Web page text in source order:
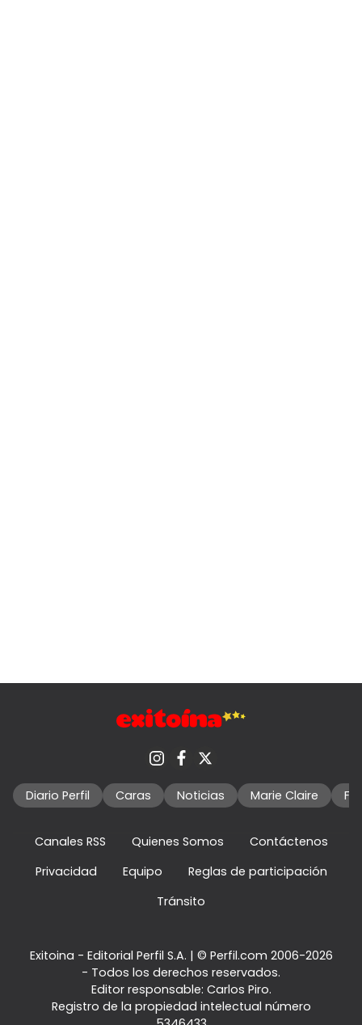
Diario Perfil Caras Noticias Marie Claire
Canales RSS Quienes Somos
Contáctenos
Privacidad
Equipo
Reglas de participación
Tránsito
Exitoina - Editorial Perfil S.A. | © Perfil.com 2006-2026
- Todos los derechos reservados.
Editor responsable: Carlos Piro.
Registro de la propiedad intelectual número